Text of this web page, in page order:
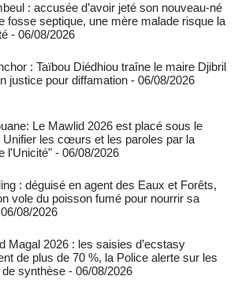
: accusée d’avoir jeté son nouveau-né
fosse septique, une mère malade risque la
- 06/08/2026
: Taïbou Diédhiou traîne le maire Djibril
justice pour diffamation - 06/08/2026
Le Mawlid 2026 est placé sous le
Unifier les cœurs et les paroles par la
l'Unicité" - 06/08/2026
: déguisé en agent des Eaux et Forêts,
vole du poisson fumé pour nourrir sa
08/2026
Magal 2026 : les saisies d’ecstasy
de plus de 70 %, la Police alerte sur les
synthèse - 06/08/2026